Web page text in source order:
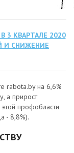
3 КВАРТАЛЕ 2020
И СНИЖЕНИЕ
rabota.by на 6,6%
а прирост
профобласти
- 8,8%).